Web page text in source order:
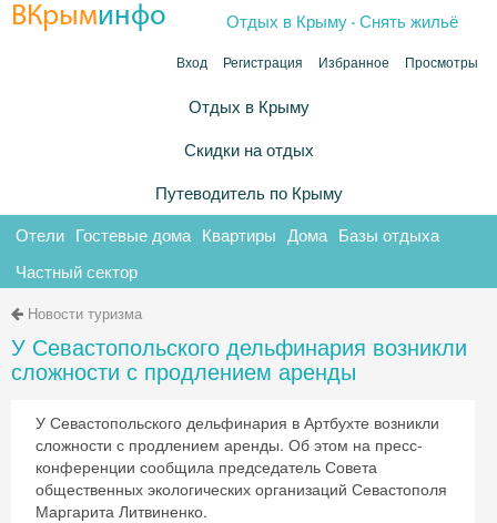
ВКрыминфо Отдых в Крыму .Снять жильё
Вход Регистрация Избранное Просмотры
Отдых в Крыму
Скидки на отдых
Путеводитель по Крыму
Отели Гостевые дома Квартиры Дома Базы отдыха
Частный сектор
Новости туризма
У Севастопольского дельфинария возникли
сложности с продлением аренды
У Севастопольского дельфинария в Артбухте возникли
сложности с продлением аренды. Об этом на пресс-
конференции сообщила председатель Совета
общественных экологических организаций Севастополя
Маргарита Литвиненко.